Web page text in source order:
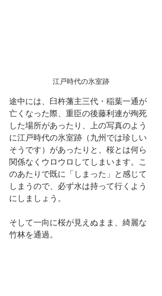
江戸時代の氷室跡
途中には、臼杵藩主三代・稲葉一通が
亡くなった際、重臣の後藤利連が殉死
した場所があったり、上の写真のよう
に江戸時代の氷室跡（九州では珍しい
そうです）があったりと、桜とは何ら
関係なくウロウロしてしまいます。こ
のあたりで既に「しまった」と感じて
しまうので、必ず水は持って行くよう
にしましょう。
そして一向に桜が見えぬまま、綺麗な
竹林を通過。